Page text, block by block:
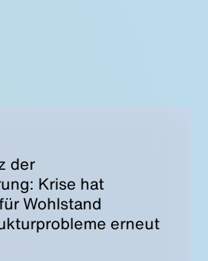
der
Krise hat
Wohlstand
erneut